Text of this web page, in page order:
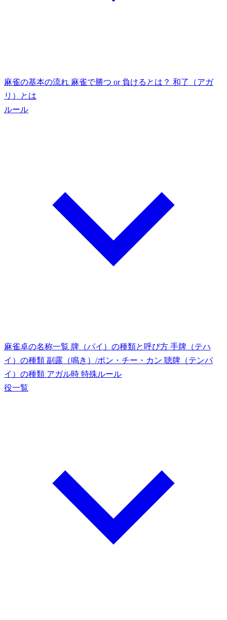
麻雀の基本の流れ 麻雀で勝つ or 負けるとは？ 和了（アガ
リ）とは
ルール
麻雀卓の名称一覧 牌（パイ）の種類と呼び方 手牌（テハ
イ）の種類 副露（鳴き）/ポン・チー・カン 聴牌（テンパ
イ）の種類 アガル時 特殊ルール
役一覧